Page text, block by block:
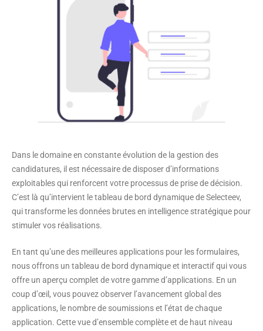
Dans le domaine en constante évolution de la gestion des
candidatures, il est nécessaire de disposer d’informations
exploitables qui renforcent votre processus de prise de décision.
C’est là qu’intervient le tableau de bord dynamique de Selecteev,
qui transforme les données brutes en intelligence stratégique pour
stimuler vos réalisations.
En tant qu’une des meilleures applications pour les formulaires,
nous offrons un tableau de bord dynamique et interactif qui vous
offre un aperçu complet de votre gamme d’applications. En un
coup d’œil, vous pouvez observer l’avancement global des
applications, le nombre de soumissions et l’état de chaque
application. Cette vue d’ensemble complète et de haut niveau